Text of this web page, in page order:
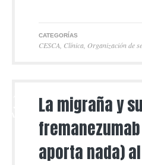
CATEGORÍAS
CESCA Clínica Organización de
La migraña y
aporta nada)